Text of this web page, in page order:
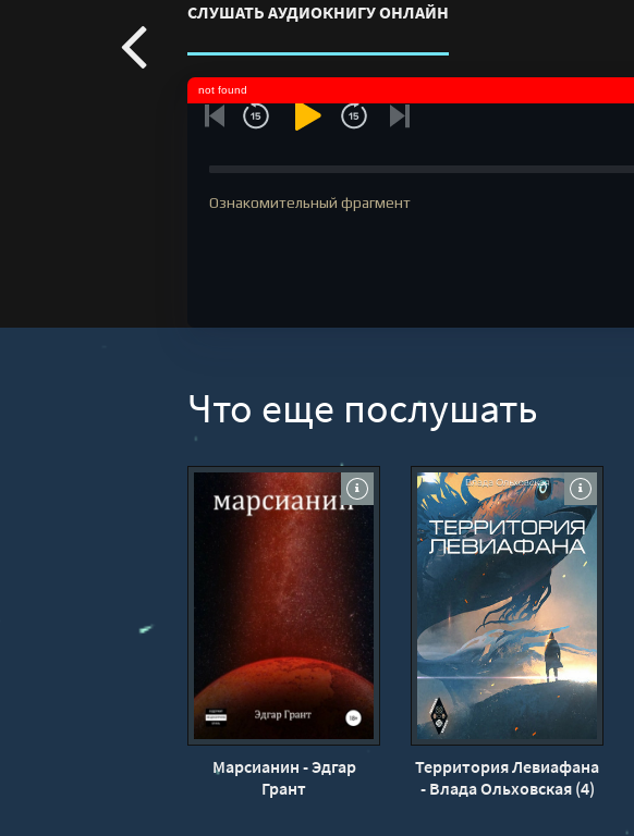
СЛУШАТЬ АУДИОКНИГУ ОНЛАЙН
Ознакомительный фрагмент
not found
Что еще послушать
Марсианин - Эдгар
Грант
Территория Левиафана
- Влада Ольховская (4)